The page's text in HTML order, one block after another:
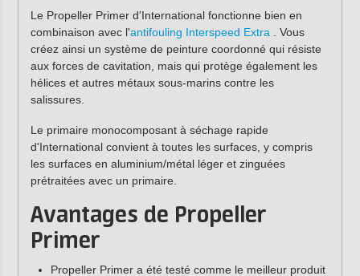
Le Propeller Primer d'International fonctionne bien en
combinaison avec l'antifouling Interspeed Extra. Vous
créez ainsi un système de peinture coordonné qui résiste
aux forces de cavitation, mais qui protège également les
hélices et autres métaux sous-marins contre les
salissures.
Le primaire monocomposant à séchage rapide
d'International convient à toutes les surfaces, y compris
les surfaces en aluminium/métal léger et zinguées
prétraitées avec un primaire.
Avantages de Propeller
Primer
Propeller Primer a été testé comme le meilleur produit